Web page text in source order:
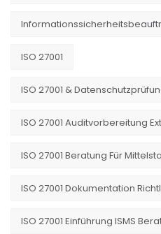
ISO 27001
ISO 27001 &
ISO 27001 Auditvorbereitung
ISO 27001 Beratung Für
ISO 27001 Dokumentation
ISO 27001 Einführung ISMS